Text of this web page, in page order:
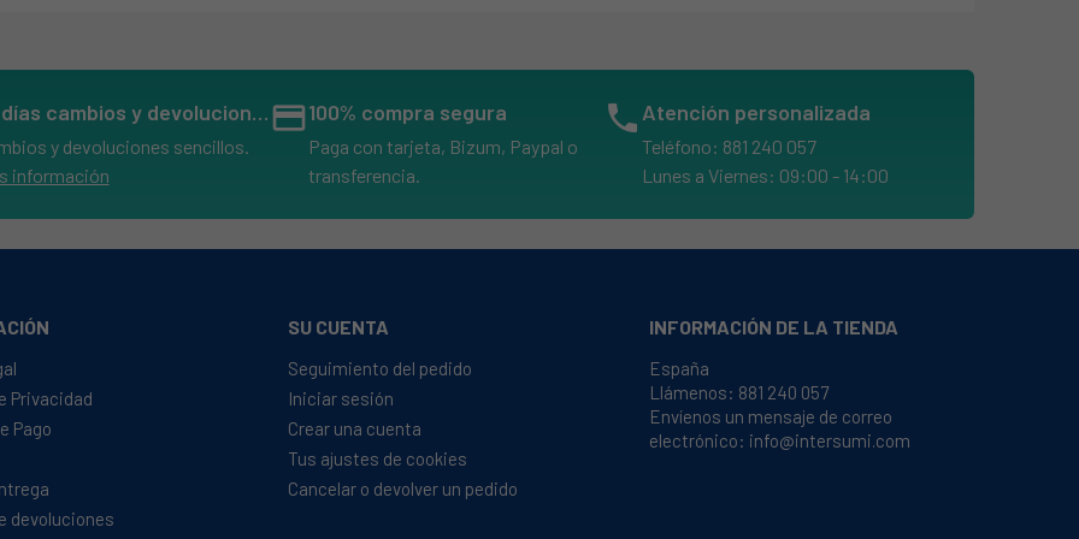
14 días cambios y devoluciones
y devoluciones sencillos.
información
credit_card100% compra segura
Paga con tarjeta, Bizum, Paypal o
transferencia.
phone Atención personalizada
Teléfono: 881 240 057
Lunes a Viernes: 09:00 - 14:00
Privacidad
Pago
devoluciones
SU CUENTA
Seguimiento del pedido
Iniciar sesión
Crear una cuenta
Tus ajustes de cookies
Cancelar o devolver un pedido
INFORMACIÓN DE LA TIENDA
España
Llámenos: 881 240 057
Envíenos un mensaje de correo
electrónico: info@intersumi.com